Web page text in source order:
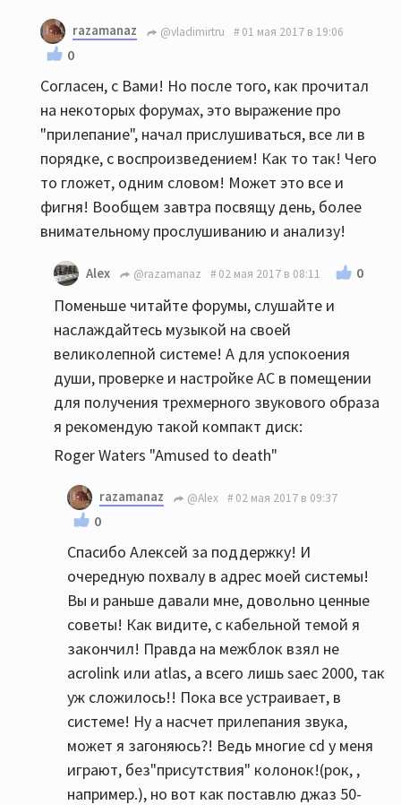
razamanaz @vladimirtru 01 мая 2017 в 19:06
0
Согласен, с Вами! Но после того, как прочитал
на некоторых форумах, это выражение про
"прилепание", начал прислушиваться, все ли в
порядке, с воспроизведением! Как то так! Чего
то гложет, одним словом! Может это все и
фигня! Вообщем завтра посвящу день, более
внимательному прослушиванию и анализу!
Alex @razamanaz 02 мая 2017 в 08:11 0
Поменьше читайте форумы, слушайте и
наслаждайтесь музыкой на своей
великолепной системе! А для успокоения
души, проверке и настройке АС в помещении
для получения трехмерного звукового образа
я рекомендую такой компакт диск:
Roger Waters "Amused to death"
razamanaz @Alex 02 мая 2017 в 09:37
0
Спасибо Алексей за поддержку! И
очередную похвалу в адрес моей системы!
Вы и раньше давали мне, довольно ценные
советы! Как видите, с кабельной темой я
закончил! Правда на межблок взял не
acrolink или atlas, а всего лишь saec 2000, так
уж сложилось!! Пока все устраивает, в
системе! Ну а насчет прилепания звука,
может я загоняюсь?! Ведь многие cd у меня
играют, без"присутствия" колонок!(рок, ,
например.), но вот как поставлю джаз 50-